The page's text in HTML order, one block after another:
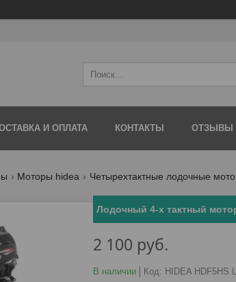
И ОПЛАТА КОНТАКТЫ ОТЗЫВЫ
Моторы hidea Четырехтактные лодочные
Лодочный 4-х тактный
2 100 руб.
В наличии Код: HIDEA HDF5HS